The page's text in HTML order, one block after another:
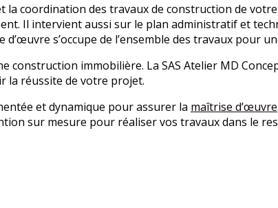
coordination des travaux de construction de
Il intervient aussi sur le plan administratif et
s’occupe de l’ensemble des travaux pour
construction immobilière. La SAS Atelier MD
la réussite de votre projet.
et dynamique pour assurer la maîtrise d’œuvre
sur mesure pour réaliser vos travaux dans le